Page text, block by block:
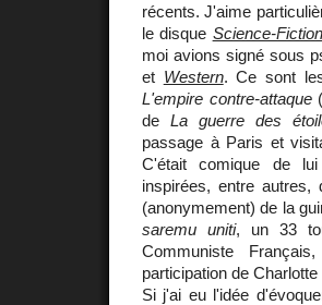
récents. J'aime
le disque Science-Fiction
moi avions signé sous
et Western. Ce sont
L'empire contre-attaque
de La guerre des
passage à Paris et
C'était comique de
inspirées, entre autres,
(anonymement) de la
saremu uniti, un 33
Communiste
participation de Charlotte
Si j'ai eu l'idée